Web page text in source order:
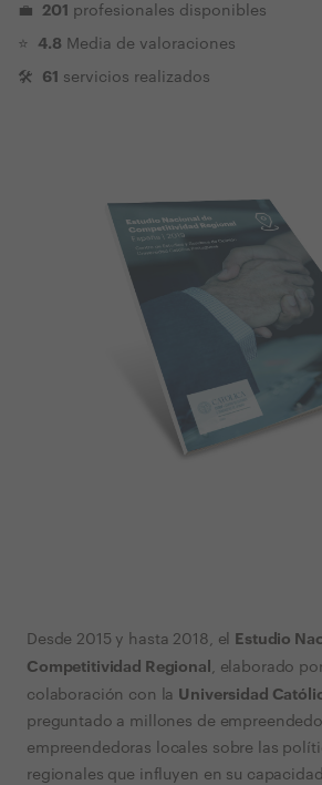
💼 201 profesionales disponibles
⭐️ 4.8 Media de valoraciones
🛠 61 servicios realizados
Desde 2015 y hasta 2018, el
Estudio
Competitividad Regional , elaborado
colaboración con la Universidad
preguntado a millones de
empreendedoras locales sobre las
regionales que influyen en su